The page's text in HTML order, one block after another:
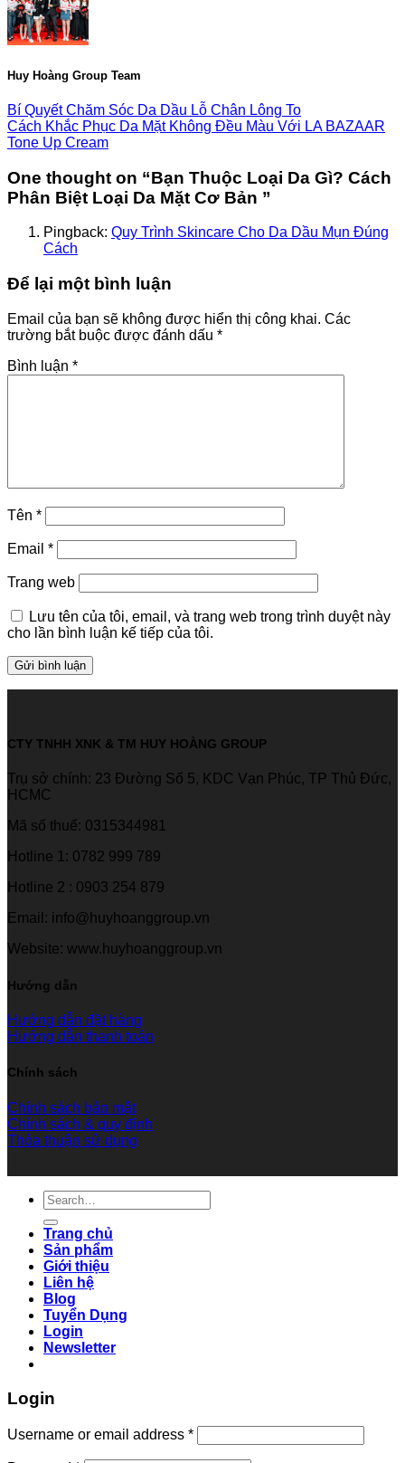
Huy Hoàng Group Team
Bí Quyết Chăm Sóc Da Dầu Lỗ Chân Lông To
Cách Khắc Phục Da Mặt Không Đều Màu Với LA BAZAAR
Tone Up Cream
One thought on “Bạn Thuộc Loại Da Gì? Cách
Phân Biệt Loại Da Mặt Cơ Bản ”
Pingback: Quy Trình Skincare Cho Da Dầu Mụn Đúng
Cách
Để lại một bình luận
Email của bạn sẽ không được hiển thị công khai. Các
trường bắt buộc được đánh dấu *
Bình luận *
Tên *
Email *
Trang web
Lưu tên của tôi, email, và trang web trong trình duyệt này
cho lần bình luận kế tiếp của tôi.
CTY TNHH XNK & TM HUY HOÀNG GROUP
Trụ sở chính: 23 Đường Số 5, KDC Vạn Phúc, TP Thủ Đức,
HCMC
Mã số thuế: 0315344981
Hotline 1: 0782 999 789
Hotline 2 : 0903 254 879
Email: info@huyhoanggroup.vn
Website: www.huyhoanggroup.vn
Hướng dẫn
Hướng dẫn đặt hàng
Hướng dẫn thanh toán
Chính sách
Chính sách bảo mật
Chính sách & quy định
Thỏa thuận sử dụng
Search
for:
Trang chủ
Sản phẩm
Giới thiệu
Liên hệ
Blog
Tuyển Dụng
Login
Newsletter
Login
Username or email address *